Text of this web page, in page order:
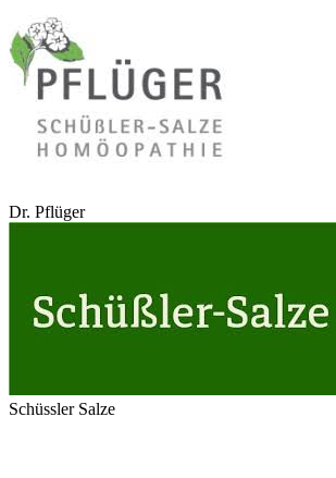
Dr. Pflüger
Schüssler Salze